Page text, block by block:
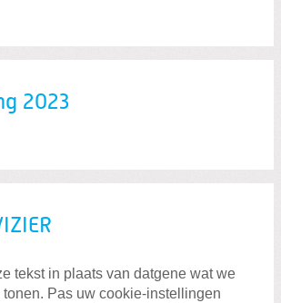
2023
tekst in plaats van datgene wat we
Pas uw cookie-instellingen